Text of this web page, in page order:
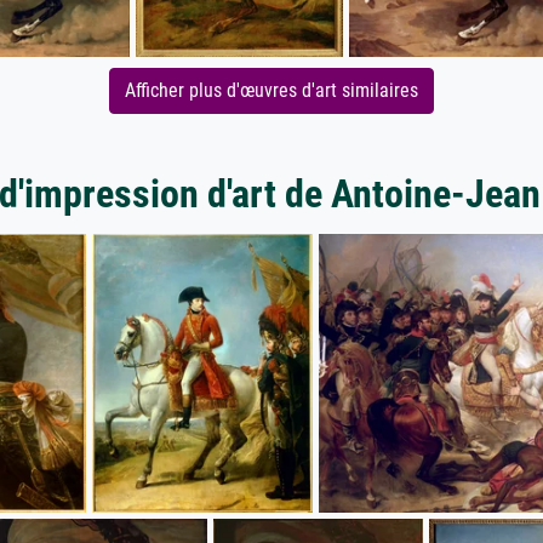
Afficher plus d'œuvres d'art similaires
d'art de Antoine-